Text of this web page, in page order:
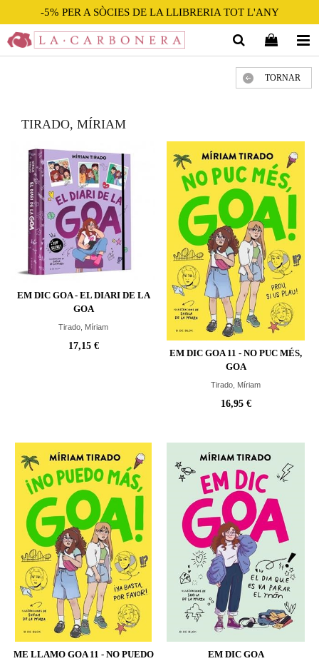
-5% PER A SÒCIES DE LA LLIBRERIA TOT L'ANY
TORNAR
TIRADO, MÍRIAM
EM DIC GOA - EL DIARI DE LA
GOA
Tirado, Míriam
17,15 €
EM DIC GOA 11 - NO PUC MÉS,
GOA
Tirado, Míriam
16,95 €
ME LLAMO GOA 11 - NO PUEDO
EM DIC GOA